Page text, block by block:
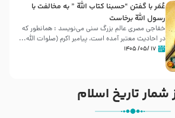
عُمَر با گفتن “حسبنا كتاب اللّه ” به مخالفت با
رسول اللّه برخاست
خفاجی مصری عالم بزرگ سنی می‌نویسد : همانطور که
در احادیث معتبر آمده است، پیامبر اکرم (صلوات اللّه...
۱۷ /۰۵/ ۱۴۰۵
شمار تاریخ اسلام